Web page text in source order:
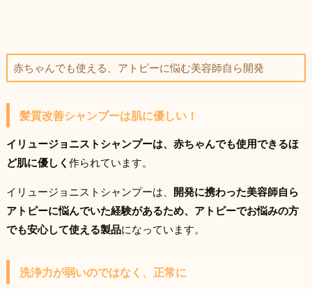
赤ちゃんでも使える、アトピーに悩む美容師自ら開発
髪質改善シャンプーは肌に優しい！
イリュージョニストシャンプーは、赤ちゃんでも使用できるほ
ど肌に優しく 作られています。
イリュージョニストシャンプーは、
開発に携わった美容師自ら
アトピーに悩んでいた経験があるため、アトピーでお悩みの方
でも安心して使える製品になっています。
洗浄力が弱いのではなく、正常に